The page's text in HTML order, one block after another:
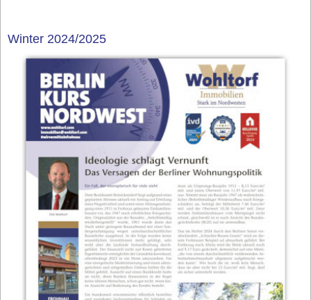
Winter 2024/2025